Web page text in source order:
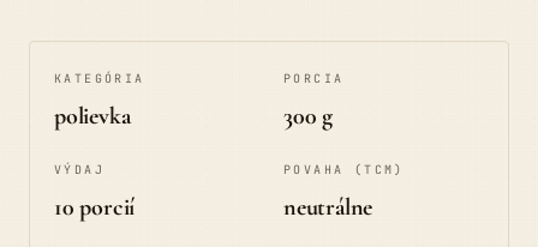
KATEGÓRIA
polievka
PORCIA
300 g
VÝDAJ
10 porcií
POVAHA (TCM)
neutrálne